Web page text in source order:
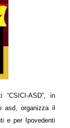
ASD”, in
asd, organizza il
e per Ipovedenti